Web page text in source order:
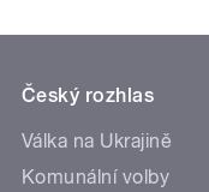
Český rozhlas
Válka na Ukrajině
Komunální volby